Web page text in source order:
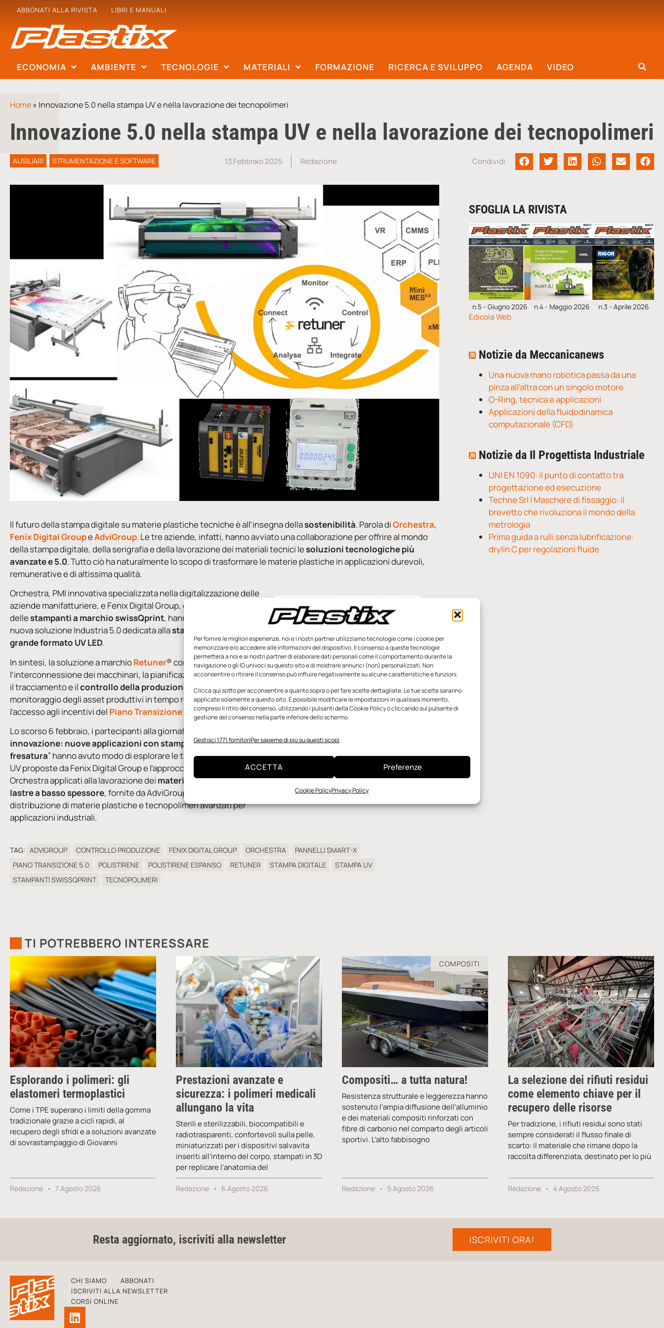
Per fornire le migliori esperienze, noi e i nostri partner utilizziamo tecnologie come i cookie per
memorizzare e/o accedere alle informazioni del dispositivo. Il consenso a queste tecnologie
permetterà a noi e ai nostri partner di elaborare dati personali come il comportamento durante la
navigazione o gli ID univoci su questo sito e di mostrare annunci (non) personalizzati. Non
acconsentire o ritirare il consenso può influire negativamente su alcune caratteristiche e funzioni.
Clicca qui sotto per acconsentire a quanto sopra o per fare scelte dettagliate. Le tue scelte saranno
applicate solamente a questo sito. È possibile modificare le impostazioni in qualsiasi momento,
compreso il ritiro del consenso, utilizzando i pulsanti della Cookie Policy o cliccando sul pulsante di
gestione del consenso nella parte inferiore dello schermo.
Gestisci 1771 fornitoriPer saperne di più su questi scopi
ACCETTA Preferenze
Cookie PolicyPrivacy Policy
ABBONATI ALLA RIVISTA LIBRI E MANUALI
ECONOMIA AMBIENTE TECNOLOGIE MATERIALI FORMAZIONE RICERCA E SVILUPPO AGENDA VIDEO
Home» Innovazione 5.0 nella stampa UV e nella lavorazione dei tecnopolimeri
Innovazione 5.0 nella stampa UV e nella lavorazione dei tecnopolimeri
AUSILIARI STRUMENTAZIONE E SOFTWARE 13 Febbraio 2025 Redazione Condividi
Il futuro della stampa digitale su materie plastiche tecniche è all’insegna dellasostenibilità. Parola diOrchestra,
Fenix Digital GroupeAdviGroup. Le tre aziende, infatti, hanno avviato una collaborazione per offrire al mondo
della stampa digitale, della serigrafia e della lavorazione dei materiali tecnici lesoluzioni tecnologiche più
avanzate e 5.0. Tutto ciò ha naturalmente lo scopo di trasformare le materie plastiche in applicazioni durevoli,
remunerative e di altissima qualità.
Pannelli Smart-X
di AdviGroup, composti da
uno strato centrale di polistirene espanso
compatto
Orchestra, PMI innovativa specializzata nella digitalizzazione delle
aziende manifatturiere, e Fenix Digital Group, distributore esclusivo
dellestampanti a marchio swissQprint, hanno sviluppato una
nuova soluzione Industria 5.0 dedicata allastampa digitale di
grande formato UV LED.
In sintesi, la soluzione a marchioRetuner® consente
l’interconnessione dei macchinari, la pianificazione, l’avanzamento,
il tracciamento e ilcontrollo della produzione
, come pure il
monitoraggio degli asset produttivi in tempo reale, garantendo
l’accesso agli incentivi del Piano Transizione 5.0.
Lo scorso 6 febbraio, i partecipanti alla giornata “
innovazione: nuove applicazioni con stampa UV, finitura laser e
fresatura” hanno avuto modo di esplorare le tecnologie di stampa
UV proposte da Fenix Digital Group e l’approccio digitale di
Orchestra applicati alla lavorazione dei materiali ecogreene delle
lastre a basso spessore, fornite da AdviGroup, azienda leader nella
distribuzione di materie plastiche e tecnopolimeri avanzati per
applicazioni industriali.
TAG: ADVIGROUP CONTROLLO PRODUZIONE FENIX DIGITAL GROUP ORCHESTRA
PANNELLI SMART-X
PIANO TRANSIZIONE 5.0
POLISTIRENE POLISTIRENE ESPANSO RETUNER STAMPA DIGITALE
STAMPA UV
STAMPANTI SWISSQPRINT
TECNOPOLIMERI
SFOGLIA LA RIVISTA
n.5 - Giugno 2026 n.4 - Maggio 2026 n.3 - Aprile 2026
Edicola Web
Notizie da Meccanicanews
Una nuova mano robotica passa da una
pinza all’altra con un singolo motore
O-Ring, tecnica e applicazioni
Applicazioni della fluidodinamica
computazionale (CFD)
Notizie da Il Progettista Industriale
UNI EN 1090: il punto di contatto tra
progettazione ed esecuzione
Techne Srl | Maschere di fissaggio: il
brevetto che rivoluziona il mondo della
metrologia
Prima guida a rulli senza lubrificazione:
drylin C per regolazioni fluide
TI POTREBBERO INTERESSARE
Esplorando i polimeri: gli
elastomeri termoplastici
Come i TPE superano i limiti della gomma
tradizionale grazie a cicli rapidi, al
recupero degli sfridi e a soluzioni avanzate
di sovrastampaggio di Giovanni
Redazione 7 Agosto 2026
Prestazioni avanzate e
sicurezza: i polimeri medicali
allungano la vita
Sterili e sterilizzabili, biocompatibili e
radiotrasparenti, confortevoli sulla pelle,
miniaturizzati per i dispositivi salvavita
inseriti all’interno del corpo, stampati in 3D
per replicare l’anatomia del
Redazione 6 Agosto 2026
COMPOSITI
Compositi… a tutta natura!
Resistenza strutturale e leggerezza hanno
sostenuto l’ampia diffusione dell’alluminio
e dei materiali compositi rinforzati con
fibre di carbonio nel comparto degli articoli
sportivi. L’alto fabbisogno
Redazione 5 Agosto 2026
La selezione dei rifiuti residui
come elemento chiave per il
recupero delle risorse
Per tradizione, i rifiuti residui sono stati
sempre considerati il flusso finale di
scarto: il materiale che rimane dopo la
raccolta differenziata, destinato per lo più
Redazione 4 Agosto 2026
Resta aggiornato, iscriviti alla newsletter ISCRIVITI ORA!
CHI SIAMO
ABBONATI
ISCRIVITI ALLA NEWSLETTER
CORSI ONLINE